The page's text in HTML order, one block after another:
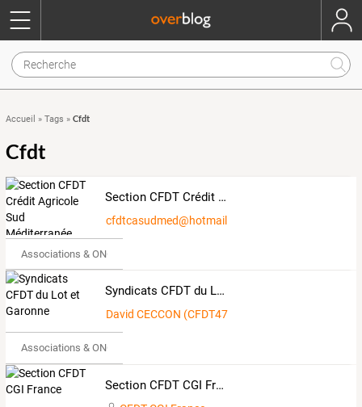
Accueil » Tags » Cfdt
Cfdt
Section CFDT Crédit Agricole Sud Méditerranée
cfdtcasudmed@hotmail.fr
Associations & ONG
Syndicats CFDT du Lot et Garonne
David CECCON (CFDT47)
Associations & ONG
Section CFDT CGI France